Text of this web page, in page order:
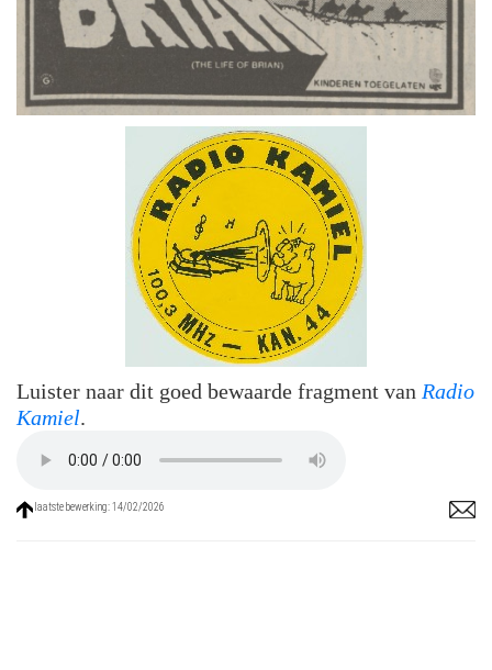
Luister naar dit goed bewaarde fragment van Radio
Kamiel.
laatste bewerking: 14/02/2026